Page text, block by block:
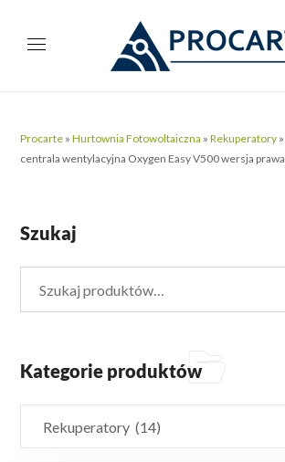
Procarte »Hurtownia Fotowoltaiczna »Rekuperatory »
centrala wentylacyjna Oxygen Easy V500 wersja prawa
Szukaj
Kategorie produktów